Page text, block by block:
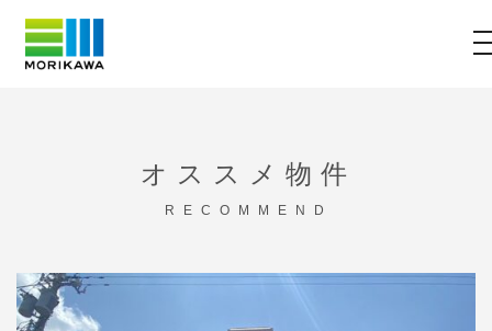
オススメ物件
RECOMMEND